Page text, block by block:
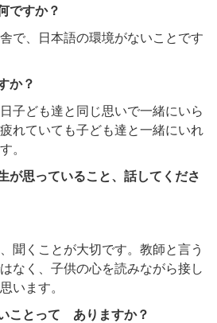
ですか？
で、日本語の環境がないことです
か？
子ども達と同じ思いで一緒にいら
れていても子ども達と一緒にいれ
。
が思っていること、話してくださ
聞くことが大切です。教師と言う
なく、子供の心を読みながら接し
います。
ことって ありますか？